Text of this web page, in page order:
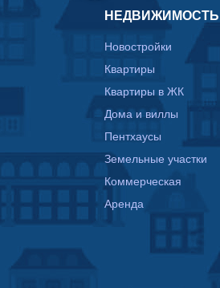
НЕДВИЖИМОСТЬ
Новостройки
Квартиры
Квартиры в ЖК
Дома и виллы
Пентхаусы
Земельные участки
Коммерческая
Аренда